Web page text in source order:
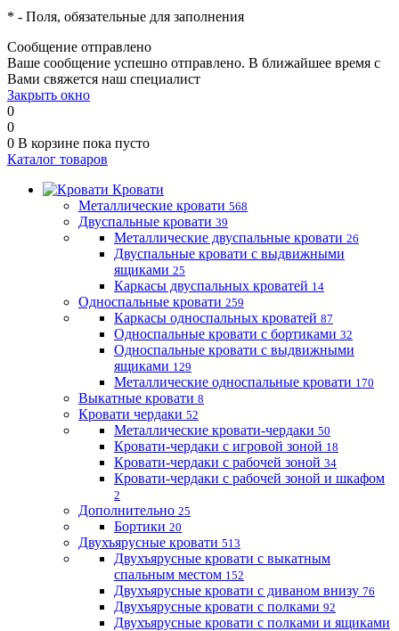
* - Поля, обязательные для заполнения
Сообщение отправлено
Ваше сообщение успешно отправлено. В ближайшее время с
Вами свяжется наш специалист
Закрыть окно
0
0
0 В корзине пока пусто
Каталог товаров
Кровати
Металлические кровати 568
Двуспальные кровати 39
Металлические двуспальные кровати 26
Двуспальные кровати с выдвижными
ящиками 25
Каркасы двуспальных кроватей 14
Односпальные кровати 259
Каркасы односпальных кроватей 87
Односпальные кровати с бортиками 32
Односпальные кровати с выдвижными
ящиками 129
Металлические односпальные кровати 170
Выкатные кровати 8
Кровати чердаки 52
Металлические кровати-чердаки 50
Кровати-чердаки с игровой зоной 18
Кровати-чердаки с рабочей зоной 34
Кровати-чердаки с рабочей зоной и шкафом
2
Дополнительно 25
Бортики 20
Двухъярусные кровати 513
Двухъярусные кровати с выкатным
спальным местом 152
Двухъярусные кровати с диваном внизу 76
Двухъярусные кровати с полками 92
Двухъярусные кровати с полками и ящиками